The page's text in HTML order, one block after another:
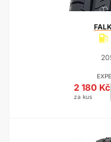
2 180 Kč
za kus